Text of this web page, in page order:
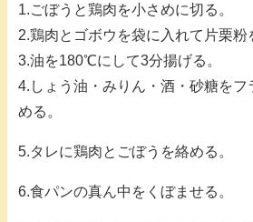
1.ごぼうと鶏肉を小さめに切る。
2.鶏肉とゴボウを袋に入れて片栗粉
3.油を180℃にして3分揚げる。
4.しょう油・みりん・酒・砂糖をフ
める。
5.タレに鶏肉とごぼうを絡める。
6.食パンの真ん中をくぼませる。